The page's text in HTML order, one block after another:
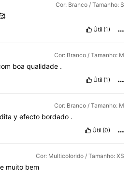
Cor: Branco / Tamanho: S
Útil (1)
Cor: Branco / Tamanho: M
boa qualidade .
Útil (1)
Cor: Branco / Tamanho: M
y efecto bordado .
Útil (0)
Cor: Multicolorido / Tamanho: XS
muito bem